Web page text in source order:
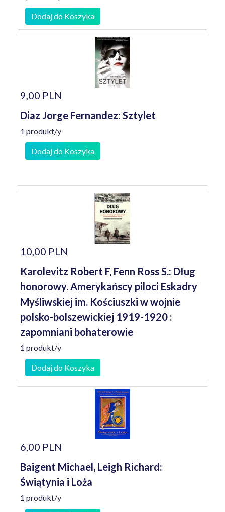
Dodaj do Koszyka
9,00 PLN
Diaz Jorge Fernandez: Sztylet
1 produkt/y
Dodaj do Koszyka
10,00 PLN
Karolevitz Robert F, Fenn Ross S.: Dług
honorowy. Amerykańscy piloci Eskadry
Myśliwskiej im. Kościuszki w wojnie
polsko-bolszewickiej 1919-1920 :
zapomniani bohaterowie
1 produkt/y
Dodaj do Koszyka
6,00 PLN
Baigent Michael, Leigh Richard:
Świątynia i Loża
1 produkt/y